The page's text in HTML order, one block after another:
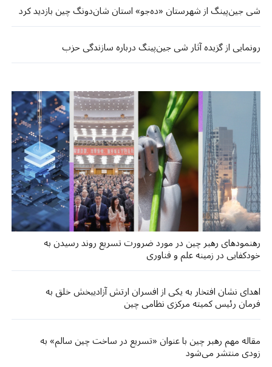
شی جین‌پینگ از شهرستان «ده‌جو» استان شان‌دونگ چین بازدید کرد
رونمایی از گزیده آثار شی جین‌پینگ درباره سازندگی حزب
رهنمودهای رهبر چین در مورد ضرورت تسریع روند رسیدن به
خودکفایی در زمینه علم و فناوری
اهدای نشان افتخار به یکی از افسران ارتش آزادیبخش خلق به
فرمان رئیس کمیته مرکزی نظامی چین
مقاله مهم رهبر چین با عنوان «تسریع در ساخت چین سالم» به
زودی منتشر می‌شود